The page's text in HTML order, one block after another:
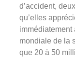
d’accident,
qu’elles
immédiatement
mondiale de la
que 20 à 50